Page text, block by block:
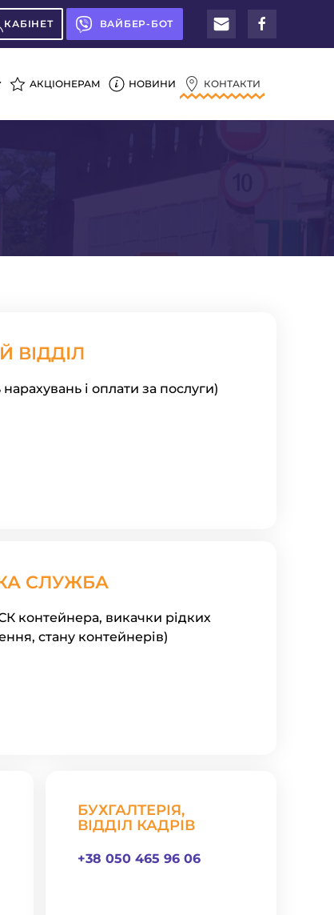
КАБІНЕТ ВАЙБЕР-БОТ
АКЦІОНЕРАМ НОВИНИ КОНТАКТИ
ВІДДІЛ
і оплати за послуги)
СЛУЖБА
контейнера, викачки рідких
стану контейнерів)
БУХГАЛТЕРІЯ,
ВІДДІЛ КАДРІВ
+38 050 465 96 06